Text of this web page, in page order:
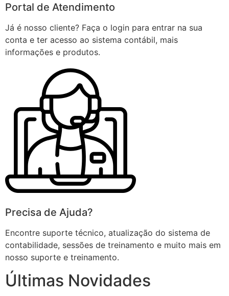
Portal de Atendimento
Já é nosso cliente? Faça o login para entrar na sua
conta e ter acesso ao sistema contábil, mais
informações e produtos.
Precisa de Ajuda?
Encontre suporte técnico, atualização do sistema de
contabilidade, sessões de treinamento e muito mais em
nosso suporte e treinamento.
Últimas Novidades